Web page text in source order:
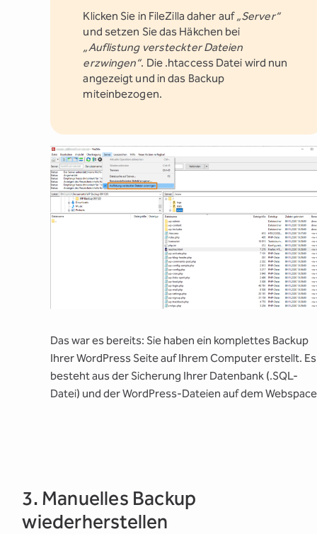
Klicken Sie in FileZilla daher auf „Server“
und setzen Sie das Häkchen bei
„Auflistung versteckter Dateien
erzwingen“. Die .htaccess Datei wird nun
angezeigt und in das Backup
miteinbezogen.
Das war es bereits: Sie haben ein komplettes Backup
Ihrer WordPress Seite auf Ihrem Computer erstellt. Es
besteht aus der Sicherung Ihrer Datenbank (.SQL-
Datei) und der WordPress-Dateien auf dem
3. Manuelles Backup
wiederherstellen